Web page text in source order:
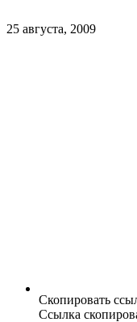
25 августа, 2009
Скопировать
Ссылка